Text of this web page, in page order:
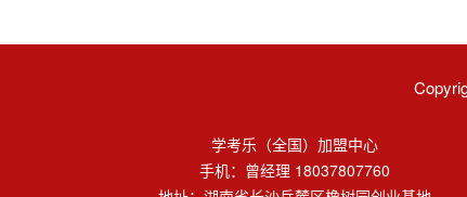
学考乐（全国）加盟中心
手机：曾经理 18037807760